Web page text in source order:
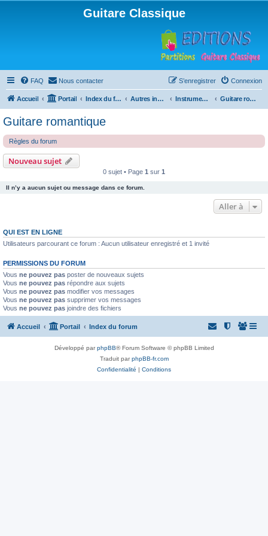
Guitare Classique
FAQ Nous contacter Connexion
S’enregistrer
Accueil Portail Index du forum Autres instruments à cordes pincées, ou styles Instruments anciens Guitare romantique
Guitare romantique
Règles du forum
Nouveau sujet
0 sujet • Page 1 sur 1
Il n’y a aucun sujet ou message dans ce forum.
Aller à
QUI EST EN LIGNE
Utilisateurs parcourant ce forum : Aucun utilisateur enregistré et 1 invité
PERMISSIONS DU FORUM
Vous ne pouvez pas poster de nouveaux sujets
Vous ne pouvez pas répondre aux sujets
Vous ne pouvez pas modifier vos messages
Vous ne pouvez pas supprimer vos messages
Vous ne pouvez pas joindre des fichiers
Accueil Portail Index du forum
Développé parphpBB® Forum Software © phpBB Limited
Traduit parphpBB-fr.com
Confidentialité | Conditions